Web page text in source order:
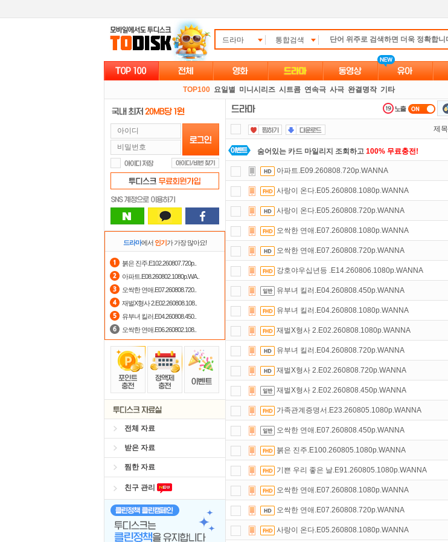
드라마 통합검색
TOP100 요일별 미니시리즈 시트콤 연속극 사극 완결명작 기타
드라마에서 인기가 가장 많아요!
붉은 진주.E102.260807.720p..
아파트.E08.260802.1080p.WA..
오싹한 연애.E07.260808.720..
재벌X형사 2.E02.260808.108..
유부녀 킬러.E04.260808.450..
오싹한 연애.E06.260802.108..
전체 자료
받은 자료
찜한 자료
친구 관리
제목
숨어있는 카드 마일리지 조회하고 100% 무료충전!
정액제할인쿠폰 사용방법안내
출석체크이벤트! 매일매일출석체크!
요즘 뭐가 재밌지? 고민되면 눌러봐!
자녀보호기능으로 가족과 함께 투디스크를 이용하세요~
스마트TV로 투디스크영화,드라마,예능보자!
댓글만 잘써도무료 포인트를 드립니다!
아파트.E09.260808.720p.WANNA
사랑이 온다.E05.260808.1080p.WANNA
사랑이 온다.E05.260808.720p.WANNA
오싹한 연애.E07.260808.1080p.WANNA
오싹한 연애.E07.260808.720p.WANNA
강호야우십년등 .E14.260806.1080p.WANNA
유부녀 킬러.E04.260808.450p.WANNA
유부녀 킬러.E04.260808.1080p.WANNA
재벌X형사 2.E02.260808.1080p.WANNA
유부녀 킬러.E04.260808.720p.WANNA
재벌X형사 2.E02.260808.720p.WANNA
재벌X형사 2.E02.260808.450p.WANNA
가족관계증명서.E23.260805.1080p.WANNA
오싹한 연애.E07.260808.450p.WANNA
붉은 진주.E100.260805.1080p.WANNA
기쁜 우리 좋은 날.E91.260805.1080p.WANNA
오싹한 연애.E07.260808.1080p.WANNA
오싹한 연애.E07.260808.720p.WANNA
사랑이 온다.E05.260808.1080p.WANNA